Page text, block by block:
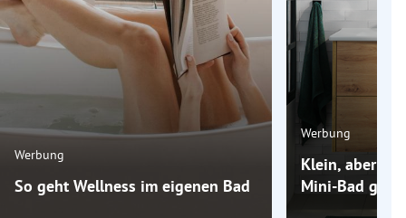
Werbung
So geht Wellness im eigenen Bad
Werbung
Klein, aber
Mini-Bad groß